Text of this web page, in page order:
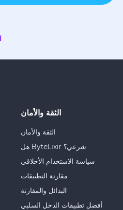
الثقة والأمان
الثقة والأمان
هل ByteLixir شرعي؟
سياسة الاستخدام الأخلاقي
مقارنة التطبيقات
البدائل والمقارنة
أفضل تطبيقات الدخل السلبي